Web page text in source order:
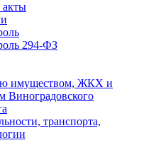
акты
294-ФЗ
имуществом, ЖКХ и
Виноградовского
транспорта,